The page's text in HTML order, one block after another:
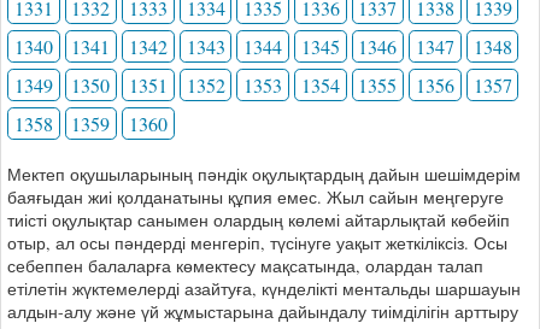
1331
1332 1333 1334 1335 1336 1337 1338
1339
1340
1341 1342 1343 1344 1345 1346 1347
1348
1349
1350 1351 1352 1353 1354 1355 1356
1357
1358
1359 1360
Мектеп оқушыларының пәндік оқулықтардың дайын шешімдерім
баяғыдан жиі қолданатыны құпия емес. Жыл сайын меңгеруге
тиісті оқулықтар санымен олардың көлемі айтарлықтай көбейіп
отыр, ал осы пәндерді менгеріп, түсінуге уақыт жеткіліксіз. Осы
себеппен балаларға көмектесу мақсатында, олардан талап
етілетін жүктемелерді азайтуға, күнделікті ментальды шаршауын
алдын-алу және үй жұмыстарына дайындалу тиімділігін арттыру